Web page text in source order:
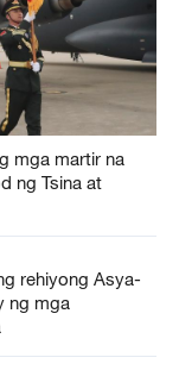
mga martir na
ng Tsina at
rehiyong Asya-
ng mga